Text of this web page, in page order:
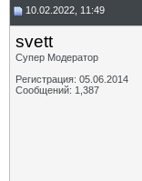
10.02.2022, 11:49
svett
Супер Модератор
Регистрация: 05.06.2014
Сообщений: 1,387